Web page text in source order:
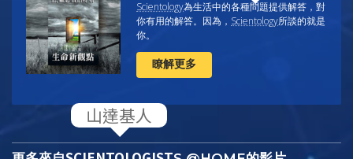
Scientology為生活中的各種問題提供解答，對
你有用的解答。因為， Scientology所談的就是
你。
瞭解更多